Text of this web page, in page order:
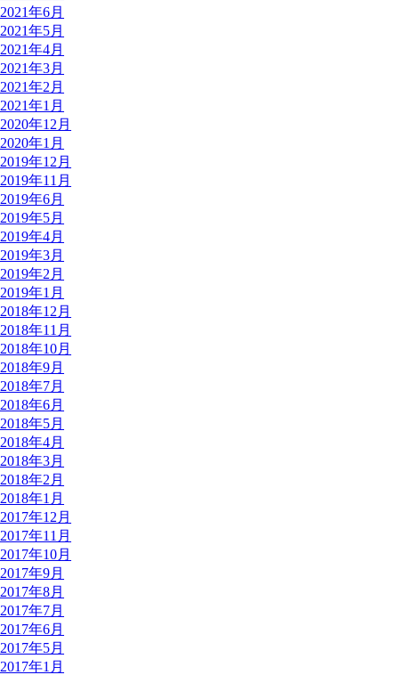
2021年6月
2021年5月
2021年4月
2021年3月
2021年2月
2021年1月
2020年12月
2020年1月
2019年12月
2019年11月
2019年6月
2019年5月
2019年4月
2019年3月
2019年2月
2019年1月
2018年12月
2018年11月
2018年10月
2018年9月
2018年7月
2018年6月
2018年5月
2018年4月
2018年3月
2018年2月
2018年1月
2017年12月
2017年11月
2017年10月
2017年9月
2017年8月
2017年7月
2017年6月
2017年5月
2017年1月